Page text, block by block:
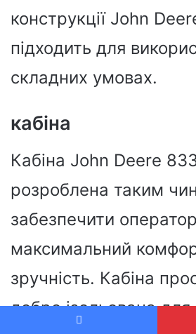
конструкції John
підходить для
складних умовах.
кабіна
Кабіна John Deere
розроблена таким
забезпечити
максимальний
зручність. Кабіна
добре ізольована